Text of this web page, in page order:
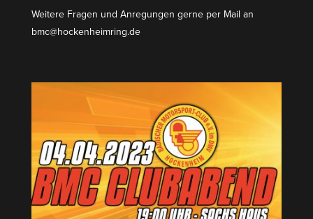
Weitere Fragen und Anregungen gerne per Mail an
bmc@hockenheimring.de